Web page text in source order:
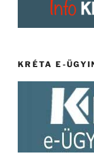
KRÉTA E-